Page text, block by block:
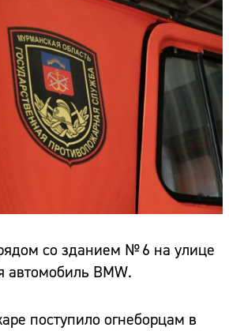
со зданием № 6 на улице
автомобиль BMW.
поступило огнеборцам в